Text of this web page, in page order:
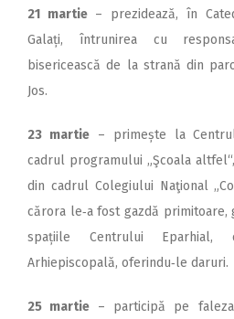
21 martie– prezidează, în
Galați, întrunirea cu
bisericească de la strană din
Jos.
23 martie– primește la
cadrul programului „Şcoala
din cadrul Colegiului Naţional
cărora le‑a fost gazdă
spațiile Centrului
Arhiepiscopală, oferindu‑le daruri.
25 martie – participă pe